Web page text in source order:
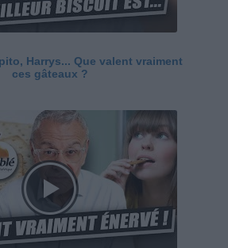
Harrys... Que valent vraiment
ces gâteaux ?